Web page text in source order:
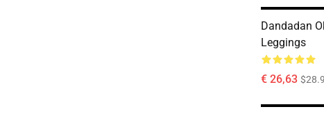
Dandadan
Leggings
€ 26,63